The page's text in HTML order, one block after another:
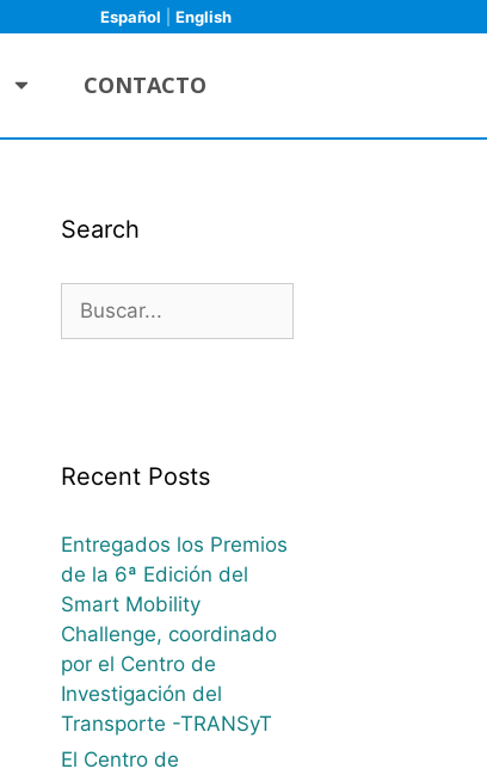
Español English
CONTACTO
Search
Recent Posts
Entregados los Premios
de la 6ª Edición del
Smart Mobility
Challenge, coordinado
por el Centro de
Investigación del
Transporte -TRANSyT
El Centro de